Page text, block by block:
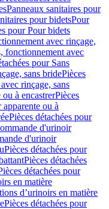
Panneaux sanitaires pour
pour bidetsPour
pour Pour bidets
avec rinçage,
fonctionnement avec
pour Sans
sans bridePièces
rinçage, sans
à encastrerPièces
ou à
Pièces détachées pour
d'urinoir
d'urinoir
Pièces détachées pour
Pièces détachées
détachées pour
en matière
d’urinoirs en matière
Pièces détachées pour